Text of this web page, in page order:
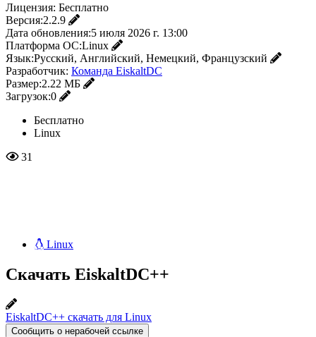
Лицензия: Бесплатно
Версия:2.2.9
Дата обновления:5 июля 2026 г. 13:00
Платформа ОС:Linux
Язык:Русский, Английский, Немецкий, Французский
Разработчик: Команда EiskaltDC
Размер:2.22 МБ
Загрузок:0
Бесплатно
Linux
31
Linux
Скачать EiskaltDC++
EiskaltDC++ скачать для Linux
Сообщить о нерабочей ссылке